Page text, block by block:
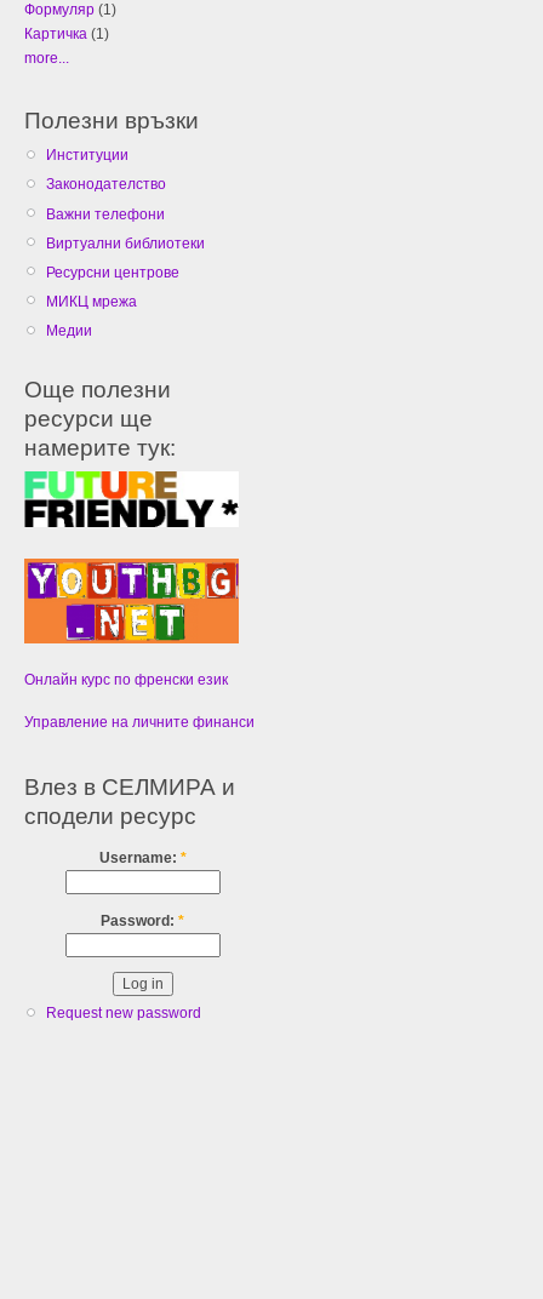
Формуляр (1)
Картичка (1)
more...
Полезни връзки
Институции
Законодателство
Важни телефони
Виртуални библиотеки
Ресурсни центрове
МИКЦ мрежа
Медии
Още полезни
ресурси ще
намерите тук:
Онлайн курс по френски език
Управление на личните финанси
Влез в СЕЛМИРА и
сподели ресурс
Username: *
Password: *
Request new password